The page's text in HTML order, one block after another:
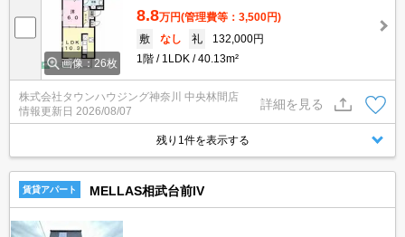
画像：26枚
8.8万円(管理費等：3,500円)
敷
なし 礼
132,000円
1階
1LDK 40.13m²
株式会社タウンハウジング神奈川 中央林間店
情報更新日 2026/08/07
詳細を見る
残り1件を表示する
賃貸アパート MELLAS相武台前IV